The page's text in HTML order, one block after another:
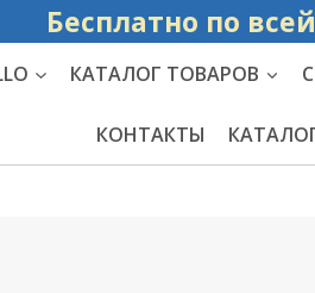
КАТАЛОГ ТОВАРОВ
КОНТАКТЫ